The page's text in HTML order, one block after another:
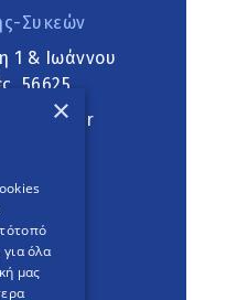
Συκεών
1 & Ιωάννου
56625
×
όλα
μας